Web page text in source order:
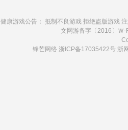
健康游戏公告： 抵制不良游戏 拒绝盗版游戏
文网游备字〔2016〕Ｗ
锋芒网络 浙ICP备17035422号浙